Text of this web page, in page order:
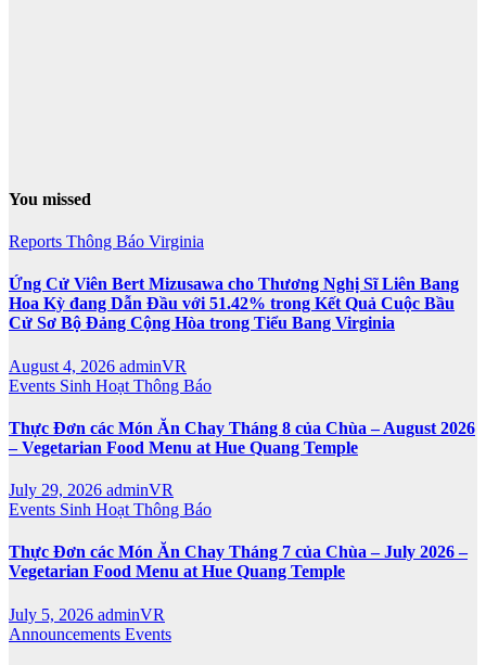
You missed
Reports Thông Báo Virginia
Ứng Cử Viên Bert Mizusawa cho Thương Nghị Sĩ Liên Bang
Hoa Kỳ đang Dẫn Đầu với 51.42% trong Kết Quả Cuộc Bầu
Cử Sơ Bộ Đảng Cộng Hòa trong Tiểu Bang Virginia
August 4, 2026 adminVR
Events Sinh Hoạt Thông Báo
Thực Đơn các Món Ăn Chay Tháng 8 của Chùa – August 2026
– Vegetarian Food Menu at Hue Quang Temple
July 29, 2026 adminVR
Events Sinh Hoạt Thông Báo
Thực Đơn các Món Ăn Chay Tháng 7 của Chùa – July 2026 –
Vegetarian Food Menu at Hue Quang Temple
July 5, 2026 adminVR
Announcements Events